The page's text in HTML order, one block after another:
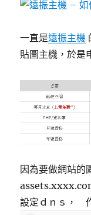
一直是遠振主機
貼圖主機，於是
因為要做網站的
設定ｄｎｓ，